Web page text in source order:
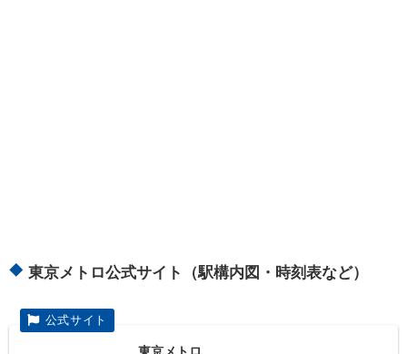
東京メトロ公式サイト（駅構内図・時刻表など）